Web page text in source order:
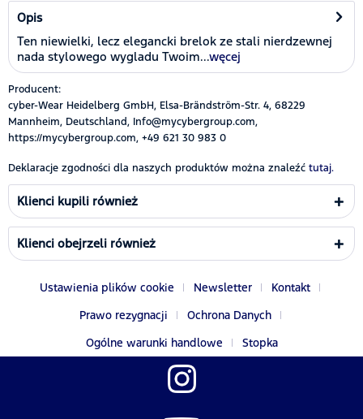
Opis
Ten niewielki, lecz elegancki brelok ze stali nierdzewnej
nada stylowego wygladu Twoim...węcej
Producent:
cyber-Wear Heidelberg GmbH, Elsa-Brändström-Str. 4, 68229
Mannheim, Deutschland, Info@mycybergroup.com,
https://mycybergroup.com, +49 621 30 983 0
Deklaracje zgodności dla naszych produktów można znaleźć tutaj.
Klienci kupili również
Klienci obejrzeli również
Ustawienia plików cookie Newsletter
Kontakt
Prawo rezygnacji
Ochrona Danych
Ogólne warunki handlowe
Stopka